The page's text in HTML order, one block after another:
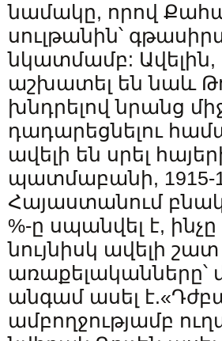
նամակը, որով
սուլթանին՝
նկատմամբ:
աշխատել են նաև
խնդրելով նրանց
դադարեցնելու
ավելի են սրել
պատմաբանի, 1915-
Հայաստանում
%-ը սպանվել է,
նույնիսկ ավելի
առաքելականները՝
անգամ ասել
ամբողջությամբ